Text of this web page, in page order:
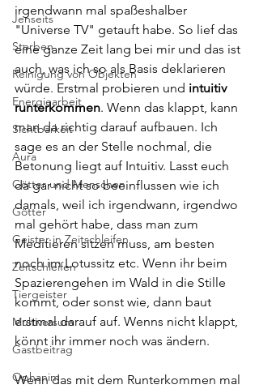
Jenseits
Sterben
Reinigung von Objekten
Energiearbeit
Sichtbarkeit
Aura
Götter und Menschen
Götter
Geister in Zeitschleifen
Zeitschleifen
Tiergeister
Multiversum
Gastbeitrag
Ophanim
irgendwann mal spaßeshalber
"Universe TV" getauft habe. So lief das
eine ganze Zeit lang bei mir und das ist
auch, was ich so als Basis deklarieren
würde. Erstmal probieren und intuitiv
runterkommen. Wenn das klappt, kann
man da richtig darauf aufbauen. Ich
sage es an der Stelle nochmal, die
Betonung liegt auf Intuitiv. Lasst euch
da gar nicht so beeinflussen wie ich
damals, weil ich irgendwann, irgendwo
mal gehört habe, dass man zum
Meditieren sitzen muss, am besten
noch im Lotussitz etc. Wenn ihr beim
Spazierengehen im Wald in die Stille
kommt, oder sonst wie, dann baut
erstmal darauf auf. Wenns nicht klappt,
könnt ihr immer noch was ändern.
Wenn das mit dem Runterkommen mal